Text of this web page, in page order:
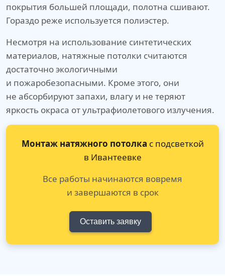
покрытия большей площади, полотна сшивают.
Гораздо реже используется полиэстер.
Несмотря на использование синтетических
материалов, натяжные потолки считаются
достаточно экологичными
и пожаробезопасными. Кроме этого, они
не абсорбируют запахи, влагу и не теряют
яркость окраса от ультрафиолетового излучения.
Монтаж натяжного потолка с подсветкой
в Ивантеевке
Все работы начинаются вовремя
и завершаются в срок
Оставить заявку